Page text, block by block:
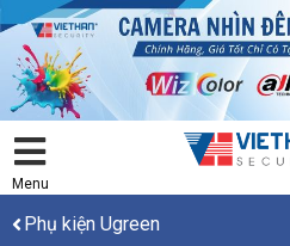
Menu
Phụ kiện Ugreen